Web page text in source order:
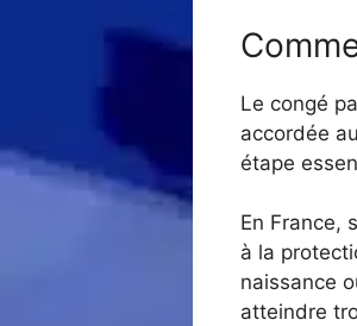
Le congé
accordée
étape
En France,
à la
naissance
atteindre